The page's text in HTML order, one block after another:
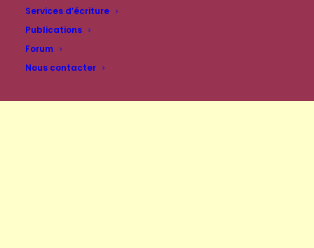
Services d’écriture
Publications
Forum
Nous contacter